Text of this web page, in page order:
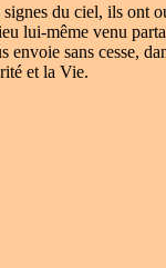
du ciel, ils ont
lui-même venu
envoie sans
et la Vie.